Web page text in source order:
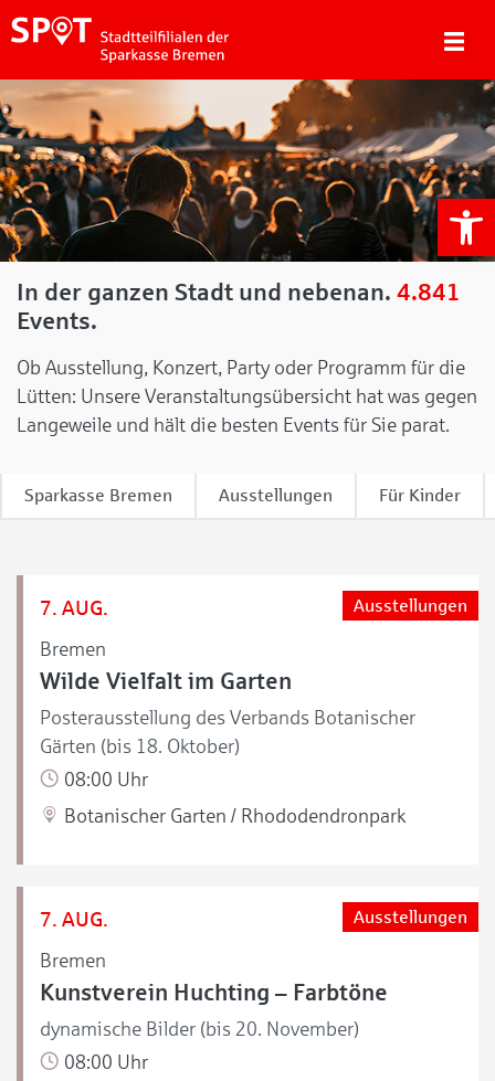
In der ganzen Stadt und nebenan. 4.841
Events.
Ob Ausstellung, Konzert, Party oder Programm für die
Lütten: Unsere Veranstaltungsübersicht hat was gegen
Langeweile und hält die besten Events für Sie parat.
Sparkasse Bremen Ausstellungen Für Kinder
7. AUG.
Bremen
Ausstellungen
Wilde Vielfalt im Garten
Posterausstellung des Verbands Botanischer
Gärten (bis 18. Oktober)
08:00 Uhr
Botanischer Garten / Rhododendronpark
7. AUG.
Bremen
Ausstellungen
Kunstverein Huchting – Farbtöne
dynamische Bilder (bis 20. November)
08:00 Uhr